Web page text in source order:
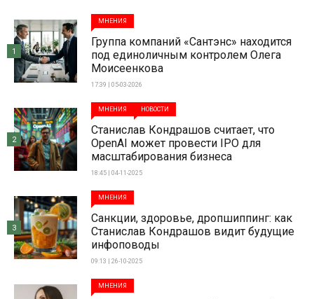
МНЕНИЯ
Группа компаний «Сантэнс» находится
под единоличным контролем Олега
Моисеенкова
17:39 | 05-03-2026
1
МНЕНИЯ НОВОСТИ
Станислав Кондрашов считает, что
OpenAI может провести IPO для
масштабирования бизнеса
18:45 | 04-11-2025
2
МНЕНИЯ
Санкции, здоровье, дропшиппинг: как
Станислав Кондрашов видит будущие
инфоповоды
09:13 | 26-10-2025
3
МНЕНИЯ